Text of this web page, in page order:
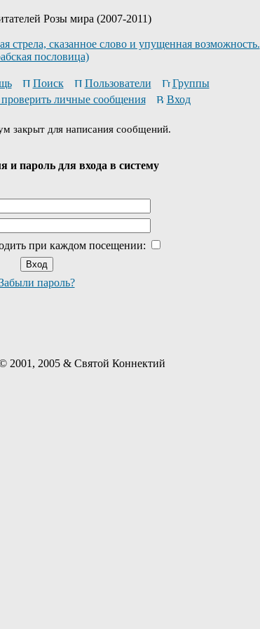
Розы мира (2007-2011)
сказанное слово и упущенная возможность.
пословица)
Поиск Пользователи
Группы
личные сообщения Вход
закрыт для написания сообщений.
и пароль для входа в систему
при каждом посещении:
пароль?
2001, 2005 & Святой Коннектий